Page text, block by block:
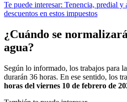
Te puede interesar: Tenencia, predial
descuentos en estos impuestos
¿Cuándo se
agua?
Según lo informado, los trabajos para
durarán 36 horas. En ese sentido, los
horas del viernes 10 de febrero de